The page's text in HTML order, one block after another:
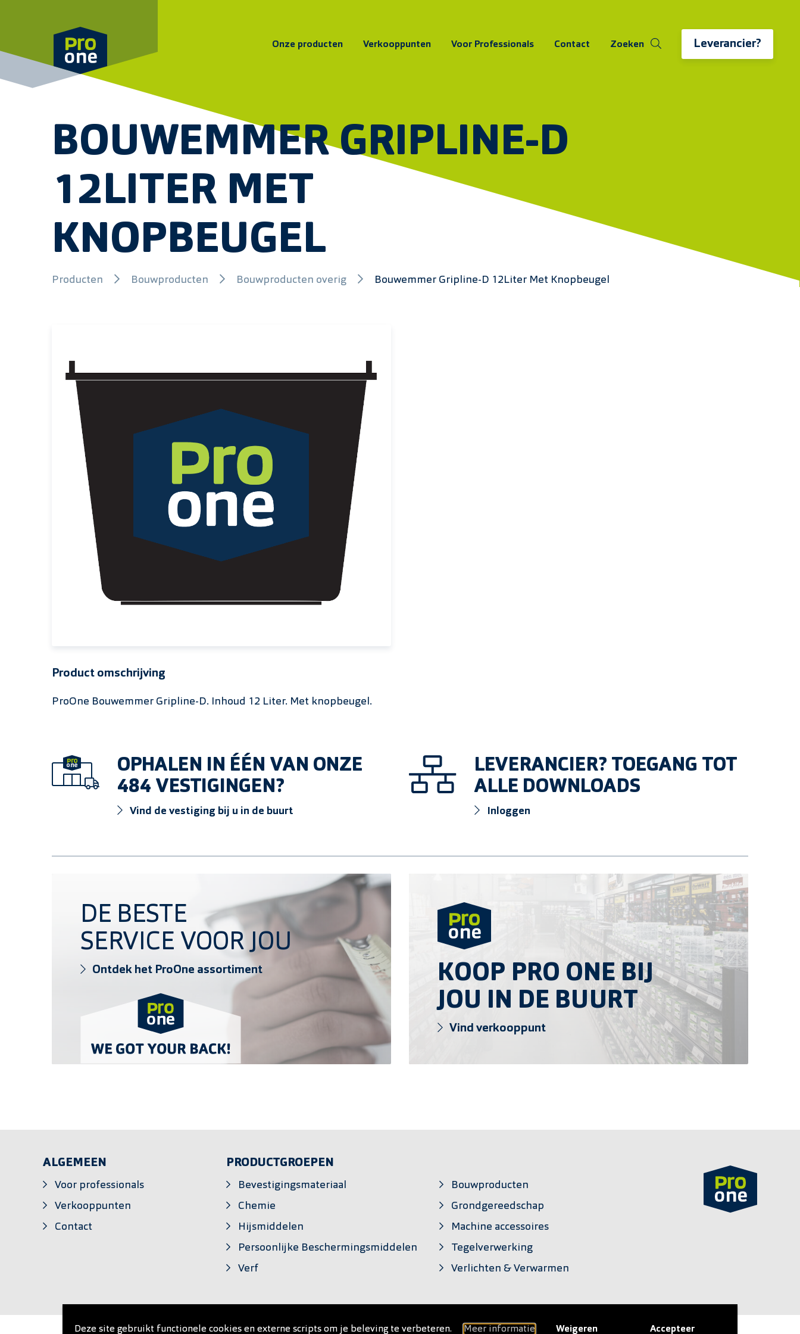
Deze site gebruikt functionele cookies en externe scripts om je beleving te verbeteren. Meer informatie Weigeren Accepteer
Onze producten Verkooppunten Voor Professionals Contact Zoeken Leverancier?
BOUWEMMER GRIPLINE-D
12LITER MET
KNOPBEUGEL
Producten Bouwproducten Bouwproducten overig Bouwemmer Gripline-D 12Liter Met Knopbeugel
Product omschrijving
ProOne Bouwemmer Gripline-D. Inhoud 12 Liter. Met knopbeugel.
OPHALEN IN ÉÉN VAN ONZE
484 VESTIGINGEN?
Vind de vestiging bij u in de buurt
LEVERANCIER? TOEGANG TOT
ALLE DOWNLOADS
Inloggen
DE BESTE
SERVICE VOOR JOU
Ontdek het ProOne assortiment
KOOP PRO ONE BIJ
JOU IN DE BUURT
Vind verkooppunt
ALGEMEEN
Voor professionals
Verkooppunten
Contact
PRODUCTGROEPEN
Bevestigingsmateriaal
Bouwproducten
Chemie
Grondgereedschap
Hijsmiddelen
Machine accessoires
Persoonlijke Beschermingsmiddelen
Tegelverwerking
Verf
Verlichten & Verwarmen